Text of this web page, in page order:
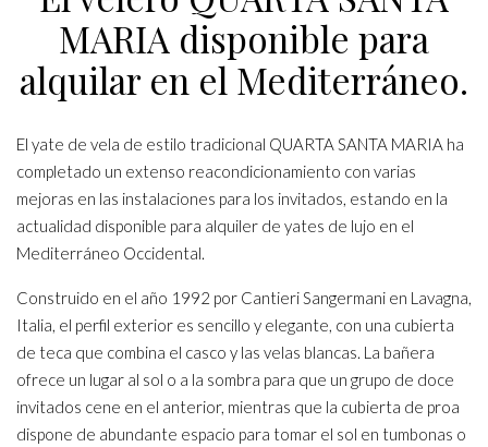
MARIA disponible para
alquilar en el Mediterráneo.
El yate de vela de estilo tradicional QUARTA SANTA MARIA ha
completado un extenso reacondicionamiento con varias
mejoras en las instalaciones para los invitados, estando en la
actualidad disponible para alquiler de yates de lujo en el
Mediterráneo Occidental.
Construido en el año 1992 por Cantieri Sangermani en Lavagna,
Italia, el perfil exterior es sencillo y elegante, con una cubierta
de teca que combina el casco y las velas blancas. La bañera
ofrece un lugar al sol o a la sombra para que un grupo de doce
invitados cene en el anterior, mientras que la cubierta de proa
dispone de abundante espacio para tomar el sol en tumbonas o